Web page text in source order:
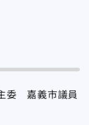
委 嘉義市議員